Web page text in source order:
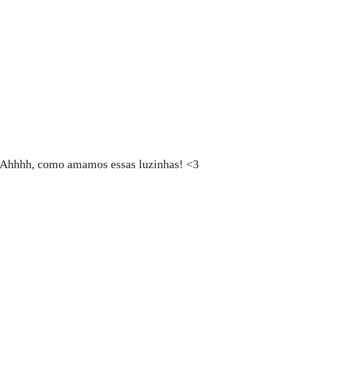
Ahhhh, como amamos essas luzinhas! <3